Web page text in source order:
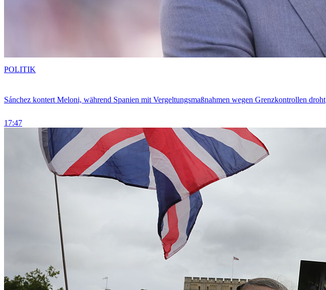
Sánchez kontert Meloni, während Spanien mit Vergeltungsmaßnahmen wegen Grenzkontrollen droht
17:47
POLITIK